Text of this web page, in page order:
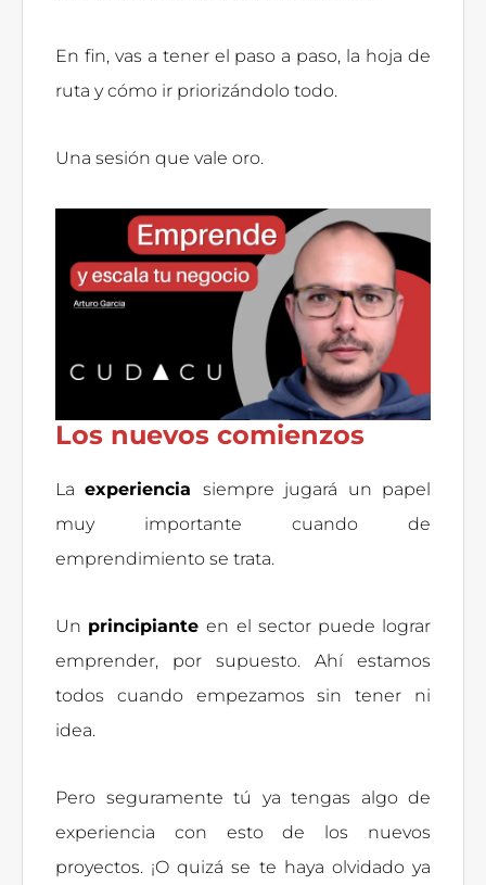
En fin, vas a tener el paso a paso, la hoja de
ruta y cómo ir priorizándolo todo.
Una sesión que vale oro.
Los nuevos comienzos
Laexperiencia siempre jugará un papel
muy importante cuando de
emprendimiento se trata.
Un principianteen el sector puede lograr
emprender, por supuesto. Ahí estamos
todos cuando empezamos sin tener ni
idea.
Pero seguramente tú ya tengas algo de
experiencia con esto de los nuevos
proyectos. ¡O quizá se te haya olvidado ya